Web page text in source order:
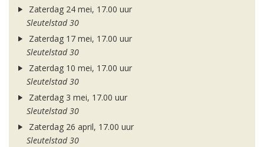
Zaterdag 24 mei, 17.00 uur
Sleutelstad 30
Zaterdag 17 mei, 17.00 uur
Sleutelstad 30
Zaterdag 10 mei, 17.00 uur
Sleutelstad 30
Zaterdag 3 mei, 17.00 uur
Sleutelstad 30
Zaterdag 26 april, 17.00 uur
Sleutelstad 30